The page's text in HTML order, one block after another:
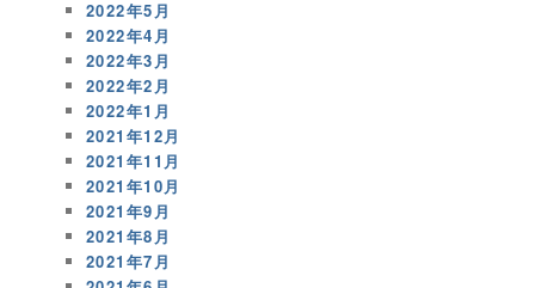
2022年5月
2022年4月
2022年3月
2022年2月
2022年1月
2021年12月
2021年11月
2021年10月
2021年9月
2021年8月
2021年7月